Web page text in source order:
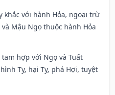
khắc với hành Hỏa, ngoại trừ
Mậu Ngọ thuộc hành Hỏa
hợp với Ngọ và Tuất
Tỵ, hại Tỵ, phá Hợi, tuyệt